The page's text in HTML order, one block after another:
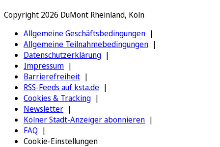
Copyright 2026 DuMont Rheinland, Köln
Allgemeine Geschäftsbedingungen
Allgemeine Teilnahmebedingungen
Datenschutzerklärung
Impressum
Barrierefreiheit
RSS-Feeds auf ksta.de
Cookies & Tracking
Newsletter
Kölner Stadt-Anzeiger abonnieren
FAQ
Cookie-Einstellungen